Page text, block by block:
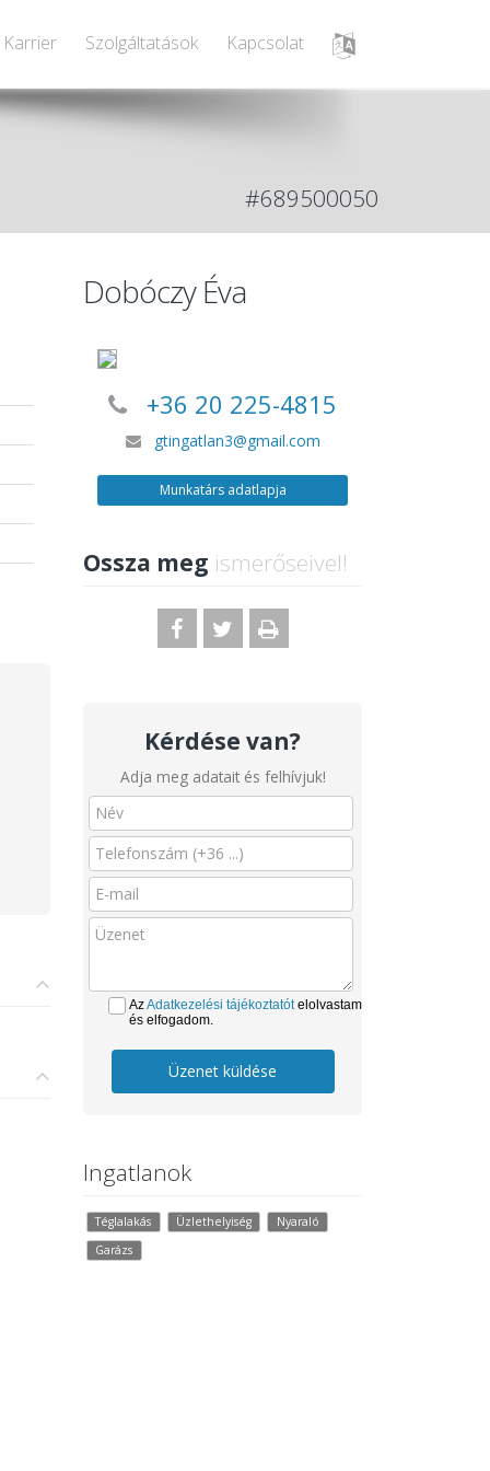
Karrier Szolgáltatások Kapcsolat
#689500050
Dobóczy Éva
+36 20 225-4815
gtingatlan3@gmail.com
Munkatárs adatlapja
Ossza meg ismerőseivel!
Kérdése van?
Adja meg adatait és felhívjuk!
AzAdatkezelési tájékoztatótelolvastam
és elfogadom.
Üzenet küldése
Ingatlanok
Téglalakás Üzlethelyiség
Nyaraló
Garázs